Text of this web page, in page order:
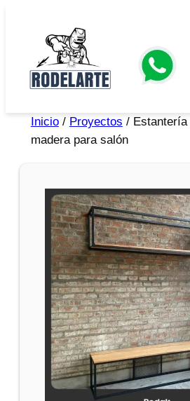
Inicio/ Proyectos /
madera para salón